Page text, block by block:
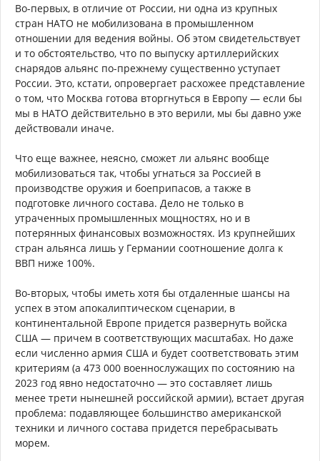
Во-первых, в отличие от России, ни одна из крупных
стран НАТО не мобилизована в промышленном
отношении для ведения войны. Об этом свидетельствует
и то обстоятельство, что по выпуску артиллерийских
снарядов альянс по-прежнему существенно уступает
России. Это, кстати, опровергает расхожее представление
о том, что Москва готова вторгнуться в Европу — если бы
мы в НАТО действительно в это верили, мы бы давно уже
действовали иначе.
Что еще важнее, неясно, сможет ли альянс вообще
мобилизоваться так, чтобы угнаться за Россией в
производстве оружия и боеприпасов, а также в
подготовке личного состава. Дело не только в
утраченных промышленных мощностях, но и в
потерянных финансовых возможностях. Из крупнейших
стран альянса лишь у Германии соотношение долга к
ВВП ниже 100%.
Во-вторых, чтобы иметь хотя бы отдаленные шансы на
успех в этом апокалиптическом сценарии, в
континентальной Европе придется развернуть войска
США — причем в соответствующих масштабах. Но даже
если численно армия США и будет соответствовать этим
критериям (а 473 000 военнослужащих по состоянию на
2023 год явно недостаточно — это составляет лишь
менее трети нынешней российской армии), встает другая
проблема: подавляющее большинство американской
техники и личного состава придется перебрасывать
морем.